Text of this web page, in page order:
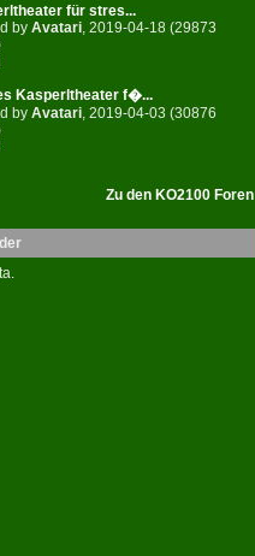
für stres...
by Avatari , 2019-04-18 (29873
Kasperltheater f�...
by Avatari , 2019-04-03 (30876
Zu den KO2100 Foren